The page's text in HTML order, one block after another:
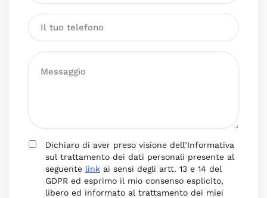
Dichiaro di aver preso visione dell’Informativa
sul trattamento dei dati personali presente al
seguente link ai sensi degli artt. 13 e 14 del
GDPR ed esprimo il mio consenso esplicito,
libero ed informato al trattamento dei miei